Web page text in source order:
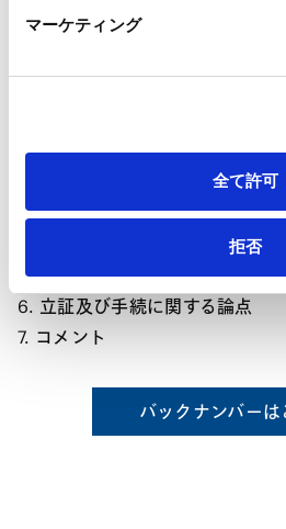
LinkedIn プライバシーポリシー（
HubSpot プライバシーポリシー（
マーケティング
全て許可
拒否
4-3. 事例b：利用者が酷似性を認
5. 依拠／代替型AIの想定事例 ―
5-2. 類型判断
5-3. 検品受託事業者の責任
5-4. AIサービス開発事業者の責任
6. 立証及び手続に関する論点
7. コメント
バックナンバーは